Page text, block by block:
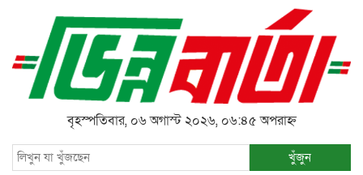
বৃহস্পতিবার, ০৬ অগাস্ট ২০২৬, ০৬:৪৫ অপরাহ্ন
খুঁজুন